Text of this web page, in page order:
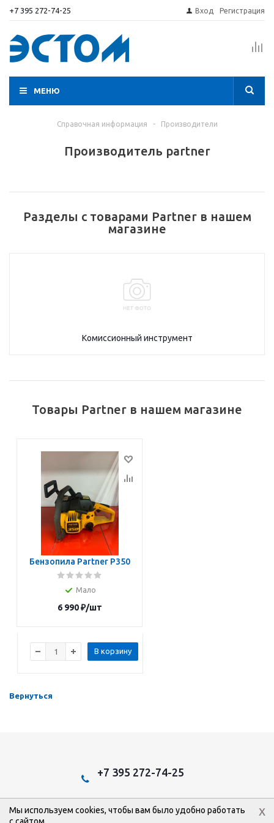
+7 395 272-74-25 Вход Регистрация
МЕНЮ
Справочная информация - Производители
Производитель partner
Разделы с товарами Partner в нашем
магазине
Комиссионный инструмент
Товары Partner в нашем магазине
Бензопила Partner P350
Мало
6 990₽/шт
В корзину
Вернуться
+7 395 272-74-25
2026 © Эстом: Интернет-магазин.
Мы используем cookies, чтобы вам было удобно работать
x